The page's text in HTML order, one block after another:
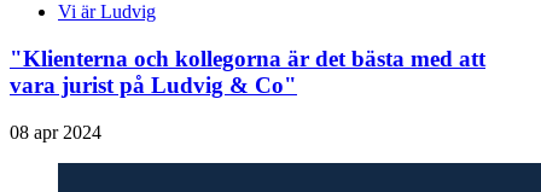
Vi är Ludvig
"Klienterna och kollegorna är det bästa med att
vara jurist på Ludvig & Co"
08 apr 2024